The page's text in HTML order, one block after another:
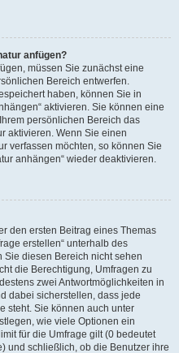
anfügen?
müssen Sie zunächst eine
Bereich entwerfen.
haben, können Sie in
aktivieren. Sie können eine
persönlichen Bereich das
aktivieren. Wenn Sie einen
verfassen möchten, so können Sie
anhängen“ wieder deaktivieren.
den ersten Beitrag eines Themas
erstellen“ unterhalb des
Sie diesen Bereich nicht sehen
die Berechtigung, Umfragen zu
zwei Antwortmöglichkeiten in
dabei sicherstellen, dass jede
steht. Sie können auch unter
wie viele Optionen ein
für die Umfrage gilt (0 bedeutet
und schließlich, ob die Benutzer ihre